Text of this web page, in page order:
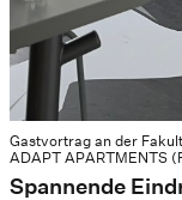
Gastvortrag an der
ADAPT APARTMENTS
Spannende